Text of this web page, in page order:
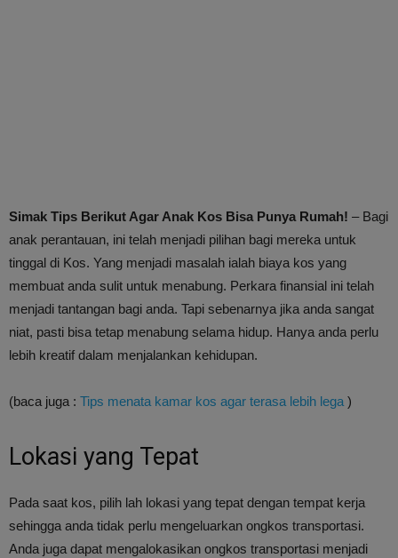
Simak Tips Berikut Agar Anak Kos Bisa Punya Rumah! – Bagi
anak perantauan, ini telah menjadi pilihan bagi mereka untuk
tinggal di Kos. Yang menjadi masalah ialah biaya kos yang
membuat anda sulit untuk menabung. Perkara finansial ini telah
menjadi tantangan bagi anda. Tapi sebenarnya jika anda sangat
niat, pasti bisa tetap menabung selama hidup. Hanya anda perlu
lebih kreatif dalam menjalankan kehidupan.
(baca juga : Tips menata kamar kos agar terasa lebih lega )
Lokasi yang Tepat
Pada saat kos, pilih lah lokasi yang tepat dengan tempat kerja
sehingga anda tidak perlu mengeluarkan ongkos transportasi.
Anda juga dapat mengalokasikan ongkos transportasi menjadi